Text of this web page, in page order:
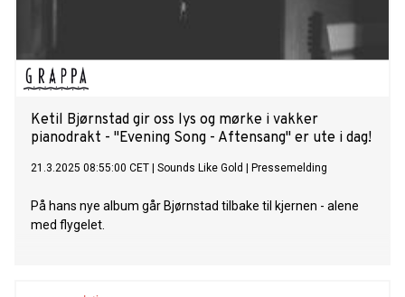
Ketil Bjørnstad gir oss lys og mørke i vakker
pianodrakt - "Evening Song - Aftensang" er ute i dag!
21.3.2025 08:55:00 CET Sounds Like Gold Pressemelding
På hans nye album går Bjørnstad tilbake til kjernen - alene
med flygelet.